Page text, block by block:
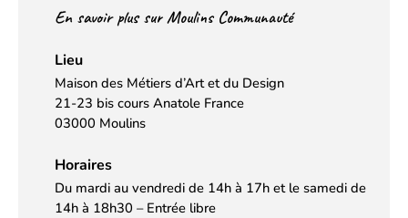
En savoir plus sur Moulins Communauté
Lieu
Maison des Métiers d’Art et du Design
21-23 bis cours Anatole France
03000 Moulins
Horaires
Du mardi au vendredi de 14h à 17h et le samedi de
14h à 18h30 – Entrée libre